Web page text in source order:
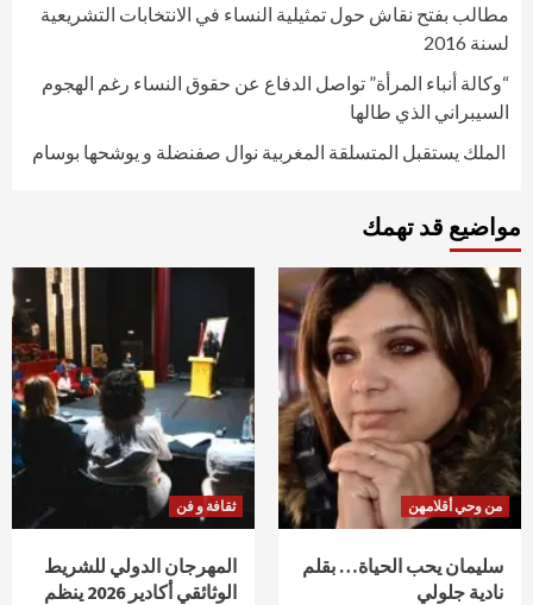
مطالب بفتح نقاش حول تمثيلية النساء في الانتخابات التشريعية
لسنة 2016
“وكالة أنباء المرأة” تواصل الدفاع عن حقوق النساء رغم الهجوم
السيبراني الذي طالها
الملك يستقبل المتسلقة المغربية نوال صفنضلة و يوشحها بوسام
مواضيع قد تهمك
من وحي أقلامهن
سليمان يحب الحياة… بقلم
نادية جلولي
ثقافة و فن
المهرجان الدولي للشريط
الوثائقي أكادير 2026 ينظم